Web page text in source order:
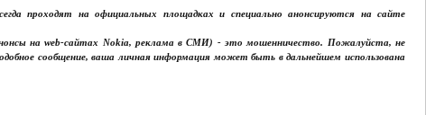
проходят на официальных площадках и специально анонсируются на сайте
на web-сайтах Nokia, реклама в СМИ) - это мошенничество. Пожалуйста, не
сообщение, ваша личная информация может быть в дальнейшем использована